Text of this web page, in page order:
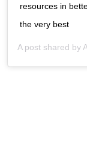
resources in
the very best
A post shared by